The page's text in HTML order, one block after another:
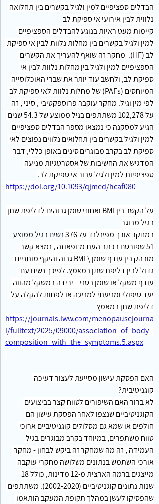
הבדלים ספציפיים למין ולגיל בקשרים בין תחלואה
נלווית לבין אירועי אי ספיקת לב
קיימות מעט ראיות בנוגע להבדלים הספציפיים
למין ולגיל בקשרים בין מחלות נלוות לבין אי ספיקת
לב (HF).  מחקר זה שואף להעריך את הקשרים
הספציפיים למין ולגיל בין מחלות נלוות לבין אי
ספיקת לב, ולחשב עוד יותר את שברי האוכלוסייה
המיוחסים (PAFs) של מחלות נלוות לאי ספיקת לב
לפי מין וגיל. מחקר עוקבה פרוספקטיבי , סיני , זה
על 102,278 משתתפים בגיל ממוצע של 54.3 שנים
הגיע למסקנה כי נמצאו מספר הבדלים ספציפיים
למין ולגיל בקשרים בין תחלואים נלווים נפוצים לאי
ספיקת לב בקרב מבוגרים סינים באופן כללי, דבר
המדגיש את החשיבות של אסטרטגיות מניעה
ספציפיות למין ולגיל עבור אי ספיקת לב.
https://doi.org/10.1093/qjmed/hcaf080
על הקשר בין BMI ואחוזי שומן גבוהים לדליפת שתן
בגיל מבוגר
במחקר אורך מפינלנד על 376 נשים בגיל ממוצע
51 שפורסם בכתב העת מנופאוזה , נמצא קשר
מובהק בין עודף שומן \ BMI גבוה והיקף מותניים
גדול לבין דליפת שתן במאמץ. לפיכך נשים עם
עודף משקל או שומן בטני – ירידה במשקל מהווה
יעד טיפולי ומניעתי למניעה או לפחות להקלה על
דליפת שתן במאמץ
https://journals.lww.com/menopausejourna
l/fulltext/2025/09000/association_of_body_
composition_with_the_symptoms.5.aspx
האם הפסקת עישון מסייעת לעצור דעיכה
קוגניטיבית?
לא ברור האם השיפורים לטווח קצר בביצועים
הקוגניטיביים שנצפו לאחר הפסקת עישון הם
חולפים או שמא גם מסלולים קוגניטיביים ארוכי
טווח משתפרים, במיוחד בקרב מבוגרים בגיל
העמידה , זה מה שמחקר זה ביקש לבחון - מחקר
אורכי השתמש בנתונים משלושה מחקרי עוקבה
שנות נתונים קוגניטיביים (2002-2020). משתתפים
שהפסיקו לעשן במהלך תקופת המעקב הותאמו